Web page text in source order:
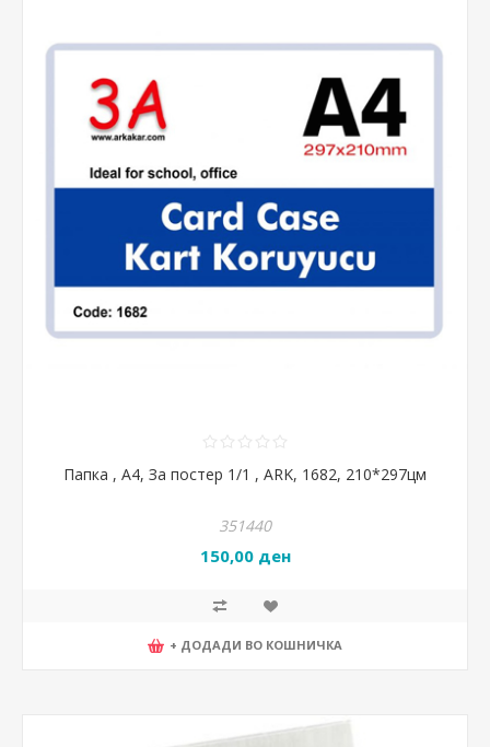
Папка , A4, За постер 1/1 , ARK, 1682, 210*297цм
351440
150,00 ден
+ ДОДАДИ ВО КОШНИЧКА